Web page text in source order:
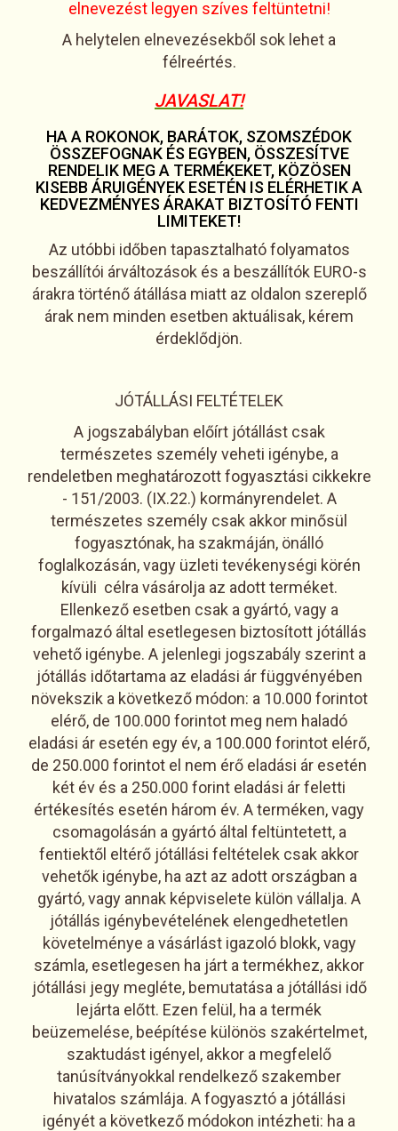
elnevezést legyen szíves feltüntetni!
A helytelen elnevezésekből sok lehet a
félreértés.
JAVASLAT!
HA A ROKONOK, BARÁTOK, SZOMSZÉDOK
ÖSSZEFOGNAK ÉS EGYBEN, ÖSSZESÍTVE
RENDELIK MEG A TERMÉKEKET, KÖZÖSEN
KISEBB ÁRUIGÉNYEK ESETÉN IS ELÉRHETIK A
KEDVEZMÉNYES ÁRAKAT BIZTOSÍTÓ FENTI
LIMITEKET!
Az utóbbi időben tapasztalható folyamatos
beszállítói árváltozások és a beszállítók EURO-s
árakra történő átállása miatt az oldalon szereplő
árak nem minden esetben aktuálisak, kérem
érdeklődjön.
JÓTÁLLÁSI FELTÉTELEK
A jogszabályban előírt jótállást csak
természetes személy veheti igénybe, a
rendeletben meghatározott fogyasztási cikkekre
- 151/2003. (IX.22.) kormányrendelet. A
természetes személy csak akkor minősül
fogyasztónak, ha szakmáján, önálló
foglalkozásán, vagy üzleti tevékenységi körén
kívüli célra vásárolja az adott terméket.
Ellenkező esetben csak a gyártó, vagy a
forgalmazó által esetlegesen biztosított jótállás
vehető igénybe. A jelenlegi jogszabály szerint a
jótállás időtartama az eladási ár függvényében
növekszik a következő módon: a 10.000 forintot
elérő, de 100.000 forintot meg nem haladó
eladási ár esetén egy év, a 100.000 forintot elérő,
de 250.000 forintot el nem érő eladási ár esetén
két év és a 250.000 forint eladási ár feletti
értékesítés esetén három év. A terméken, vagy
csomagolásán a gyártó által feltüntetett, a
fentiektől eltérő jótállási feltételek csak akkor
vehetők igénybe, ha azt az adott országban a
gyártó, vagy annak képviselete külön vállalja. A
jótállás igénybevételének elengedhetetlen
követelménye a vásárlást igazoló blokk, vagy
számla, esetlegesen ha járt a termékhez, akkor
jótállási jegy megléte, bemutatása a jótállási idő
lejárta előtt. Ezen felül, ha a termék
beüzemelése, beépítése különös szakértelmet,
szaktudást igényel, akkor a megfelelő
tanúsítványokkal rendelkező szakember
hivatalos számlája. A fogyasztó a jótállási
igényét a következő módokon intézheti: ha a